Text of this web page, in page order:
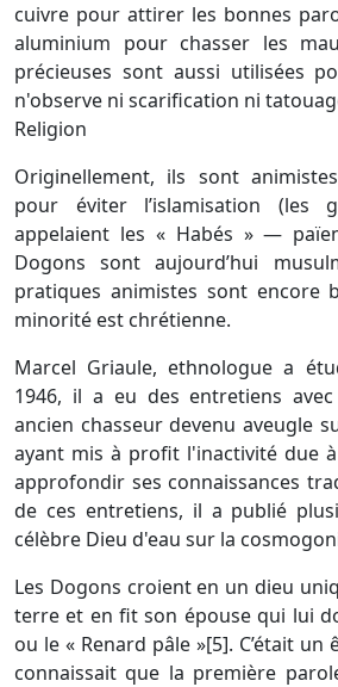
cuivre pour attirer les bonnes
aluminium pour chasser les
précieuses sont aussi utilisées
n'observe ni scarification ni
Religion
Originellement, ils sont
pour éviter l’islamisation (les
appelaient les « Habés » —
Dogons sont aujourd’hui
pratiques animistes sont encore
minorité est chrétienne.
Marcel Griaule, ethnologue a
1946, il a eu des entretiens
ancien chasseur devenu aveugle
ayant mis à profit l'inactivité due
approfondir ses connaissances
de ces entretiens, il a publié
célèbre Dieu d'eau sur la
Les Dogons croient en un dieu
terre et en fit son épouse qui lui
ou le « Renard pâle »[5]. C’était
connaissait que la première